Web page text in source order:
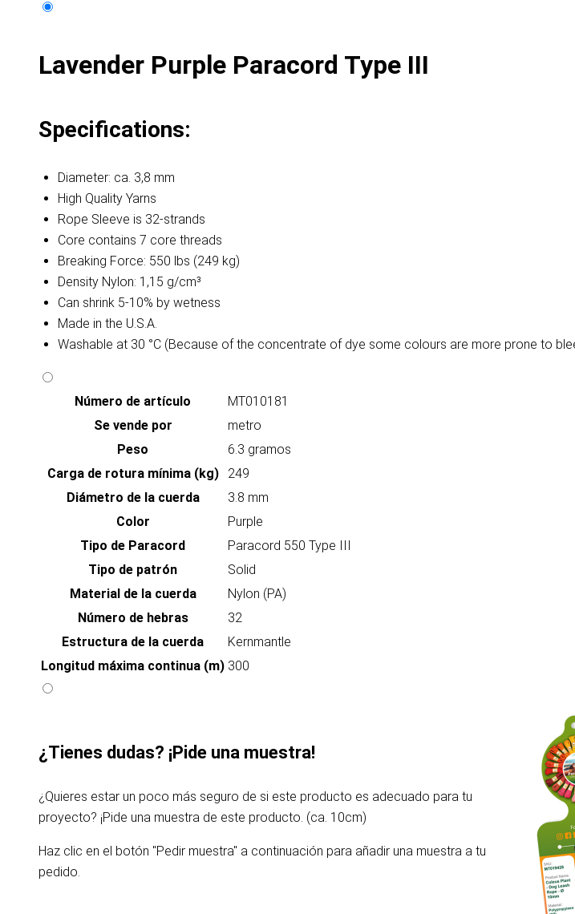
Lavender Purple Paracord Type III
Specifications:
Diameter: ca. 3,8 mm
High Quality Yarns
Rope Sleeve is 32-strands
Core contains 7 core threads
Breaking Force: 550 lbs (249 kg)
Density Nylon: 1,15 g/cm³
Can shrink 5-10% by wetness
Made in the U.S.A.
Washable at 30 °C (Because of the concentrate of dye some colours are more prone to
Número de artículo
MT010181
Se vende por
metro
Peso
6.3 gramos
Carga de rotura mínima (kg)
249
Diámetro de la cuerda
3.8 mm
Color
Purple
Tipo de Paracord
Paracord 550 Type III
Tipo de patrón
Solid
Material de la cuerda
Nylon (PA)
Número de hebras
32
Estructura de la cuerda
Kernmantle
Longitud máxima continua (m) 300
¿Tienes dudas? ¡Pide una muestra!
¿Quieres estar un poco más seguro de si este producto es adecuado para tu
proyecto? ¡Pide una muestra de este producto. (ca. 10cm)
Haz clic en el botón "Pedir muestra" a continuación para añadir una muestra a tu
pedido.